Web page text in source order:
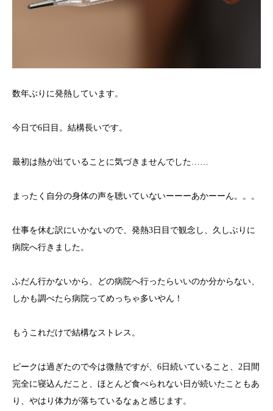
数年ぶりに発熱しています。
今日で6日目。結構長いです。
最初は熱が出ていることに気づきませんでした……
まったく自分の身体の声を聴いていないーーーあかーーん。。。
仕事を休む訳にいかないので、発熱3日目で観念し、久しぶりに
病院へ行きました。
ふだん行かないから、どの病院へ行ったらいいのか分からない、
しかも調べたら病院ってめっちゃ多いやん！
もうこれだけで結構なストレス。
ピークは過ぎたので今は微熱ですが、6日続いていること、2日間
完全に寝込んだこと、ほとんど食べられない日が続いたこともあ
り、やはり体力が落ちているなぁと感じます。